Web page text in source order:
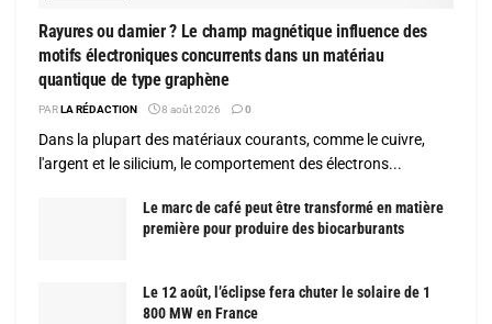
Rayures ou damier ? Le champ magnétique influence des
motifs électroniques concurrents dans un matériau
quantique de type graphène
PARLA RÉDACTION 8 août 2026 0
Dans la plupart des matériaux courants, comme le cuivre,
l'argent et le silicium, le comportement des électrons...
Le marc de café peut être transformé en matière
première pour produire des biocarburants
Le 12 août, l’éclipse fera chuter le solaire de 1
800 MW en France